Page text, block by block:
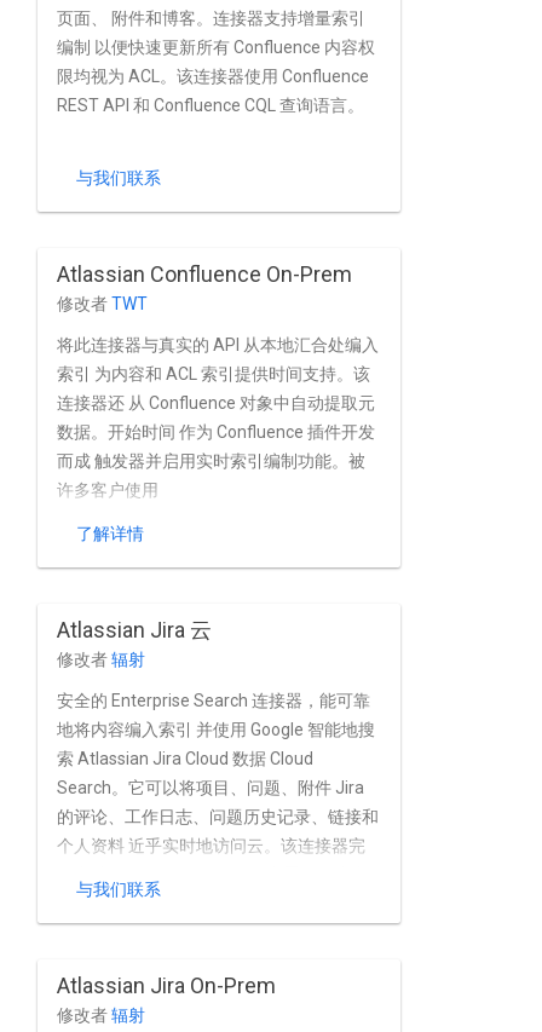
页面、 附件和博客。连接器支持增量索引
编制 以便快速更新所有 Confluence 内容权
限均视为 ACL。该连接器使用 Confluence
REST API 和 Confluence CQL 查询语言。
与我们联系
Atlassian Confluence On-Prem
修改者TWT
将此连接器与真实的 API 从本地汇合处编入
索引 为内容和 ACL 索引提供时间支持。该
连接器还 从 Confluence 对象中自动提取元
数据。开始时间 作为 Confluence 插件开发
而成 触发器并启用实时索引编制功能。被
许多客户使用
了解详情
Atlassian Jira 云
修改者辐射
安全的 Enterprise Search 连接器，能可靠
地将内容编入索引 并使用 Google 智能地搜
索 Atlassian Jira Cloud 数据 Cloud
Search。它可以将项目、问题、附件 Jira
的评论、工作日志、问题历史记录、链接和
个人资料 近乎实时地访问云。该连接器完
群组管理功能。
与我们联系
Atlassian Jira On-Prem
修改者辐射